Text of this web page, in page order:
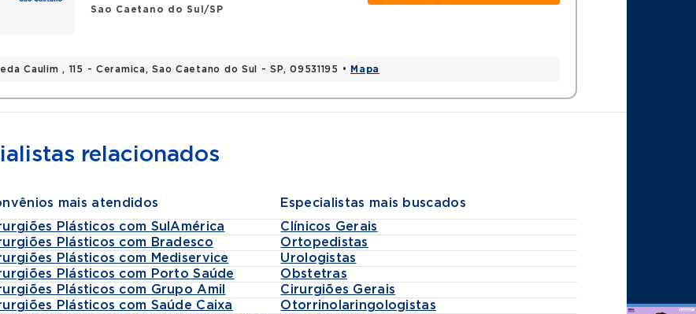
Sao Caetano do Sul/SP
Caulim , 115 - Ceramica, Sao Caetano do Sul - SP, 09531195 • Mapa
relacionados
mais atendidos
Plásticos com SulAmérica
Plásticos com Bradesco
Plásticos com Mediservice
Plásticos com Porto Saúde
Plásticos com Grupo Amil
Plásticos com Saúde Caixa
Especialistas mais buscados
Clínicos Gerais
Ortopedistas
Urologistas
Obstetras
Cirurgiões Gerais
Otorrinolaringologistas